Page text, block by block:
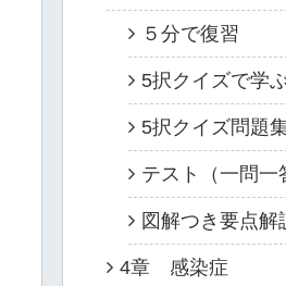
５分で復習
5択クイズで学
5択クイズ問題
テスト（一問一
図解つき要点解
4章 感染症